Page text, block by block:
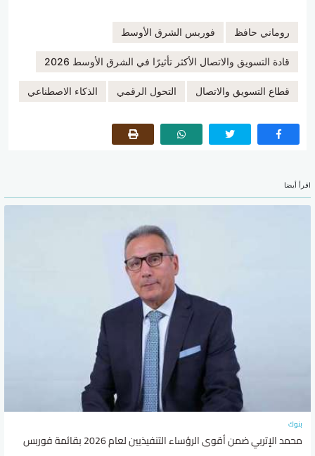
روماني حافظ فوربس الشرق الأوسط
قادة التسويق والاتصال الأكثر تأثيرًا في الشرق الأوسط 2026
قطاع التسويق والاتصال التحول الرقمي الذكاء الاصطناعي
اقرأ أيضا
بنوك
محمد الإتربي ضمن أقوى الرؤساء التنفيذيين لعام 2026 بقائمة فوربس